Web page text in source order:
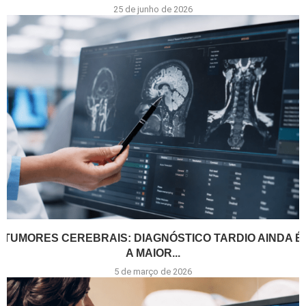
25 de junho de 2026
TUMORES CEREBRAIS: DIAGNÓSTICO TARDIO AINDA É
A MAIOR...
5 de março de 2026